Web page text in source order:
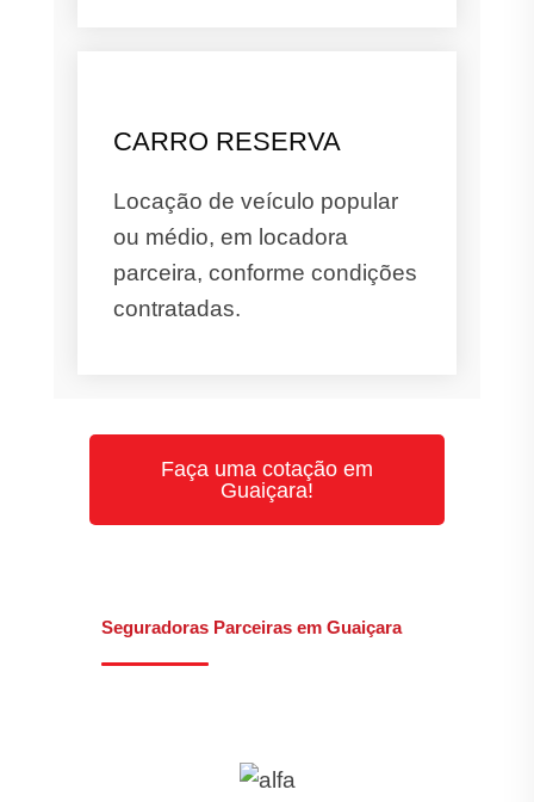
CARRO RESERVA
Locação de veículo popular
ou médio, em locadora
parceira, conforme condições
contratadas.
Faça uma cotação em
Guaiçara!
Seguradoras Parceiras em Guaiçara